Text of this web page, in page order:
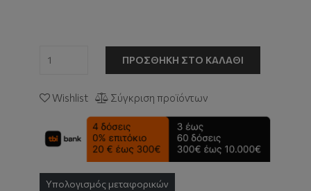
ΠΡΟΣΘΉΚΗ ΣΤΟ ΚΑΛΆΘΙ
Wishlist Σύγκριση προϊόντων
Υπολογισμός μεταφορικών